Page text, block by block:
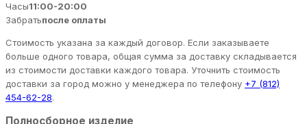
Часы11:00-20:00
Забратьпосле оплаты
Стоимость указана за каждый договор. Если заказываете
больше одного товара, общая сумма за доставку складывается
из стоимости доставки каждого товара. Уточнить стоимость
доставки за город можно у менеджера по телефону +7 (812)
454-62-28.
Полносборное изделие